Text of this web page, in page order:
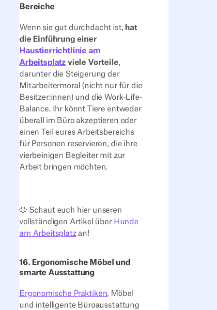
Bereiche
Wenn sie gut durchdacht ist, hat
die Einführung einer
Haustierrichtlinie am
Arbeitsplatz viele Vorteile,
darunter die Steigerung der
Mitarbeitermoral (nicht nur für die
Besitzer:innen) und die Work-Life-
Balance. Ihr könnt Tiere entweder
überall im Büro akzeptieren oder
einen Teil eures Arbeitsbereichs
für Personen reservieren, die ihre
vierbeinigen Begleiter mit zur
Arbeit bringen möchten.
🐶 Schaut euch hier unseren
vollständigen Artikel über Hunde
am Arbeitsplatzan!
16. Ergonomische Möbel und
smarte Ausstattung
Ergonomische Praktiken, Möbel
und intelligente Büroausstattung